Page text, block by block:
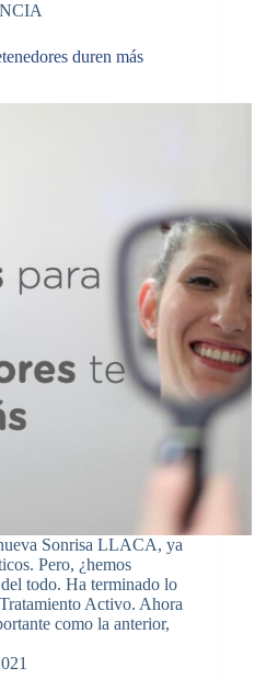
duren más
Sonrisa LLACA, ya
Pero, ¿hemos
todo. Ha terminado lo
Activo. Ahora
como la anterior,